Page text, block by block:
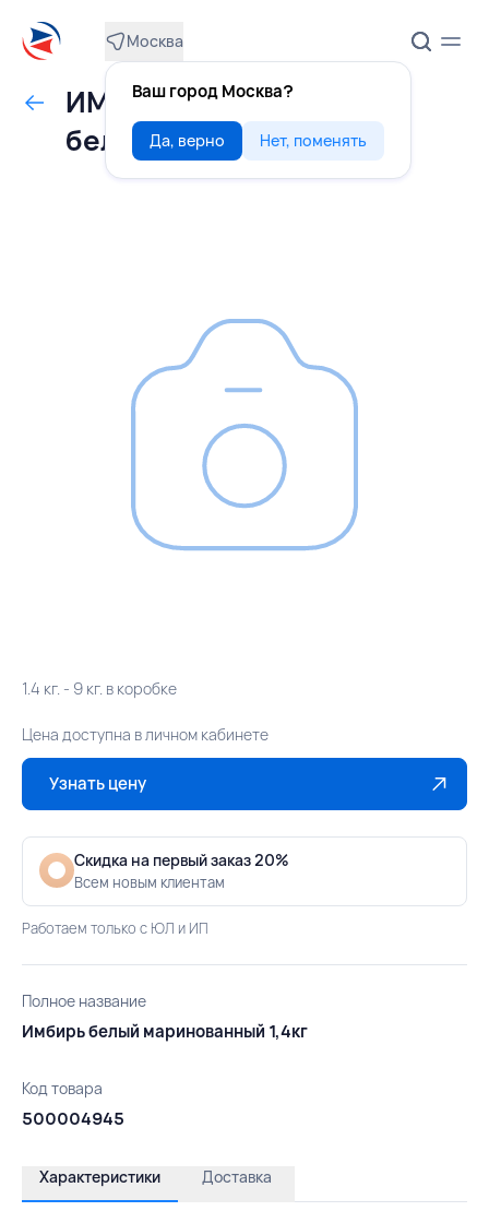
Москва
Ваш город Москва?
Да, верно Нет, поменять
ИМБИРЬ маринованный
белый 1,4 кг, КИТАЙ
1.4 кг. - 9 кг. в коробке
Цена доступна в личном кабинете
Узнать цену
Скидка на первый заказ 20%
Всем новым клиентам
Работаем только с ЮЛ и ИП
Полное название
Имбирь белый маринованный 1,4кг
Код товара
500004945
Характеристики Доставка